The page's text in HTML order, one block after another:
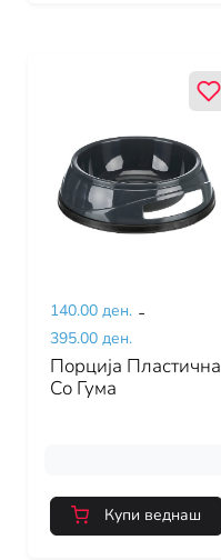
140.00 ден. -
395.00 ден.
Порција Пластична
Со Гума
Купи веднаш